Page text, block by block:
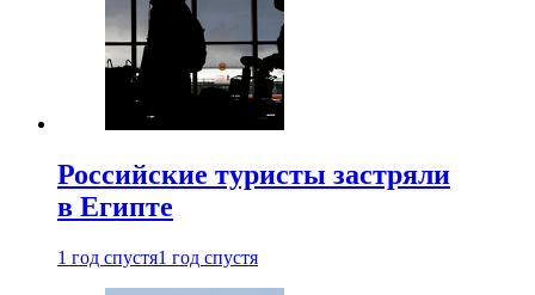
Российские туристы застряли
в Египте
1 год спустя1 год спустя